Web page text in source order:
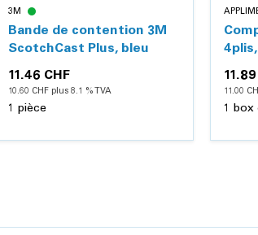
3M
Bande de contention 3M
ScotchCast Plus, bleu
11.46 CHF
10.60 CHF plus 8.1 % TVA
1 pièce
11.00
1 box